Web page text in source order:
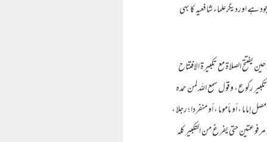
اوردیگرعلماء شافعیه کا بهی
الصلاة مع تكبيرة الافتتاح
ركوع، وقول سمع الله لمن حمده
، أو مأموما ، أو منفردا ؛ رجلا ،
مرفوعتين حتى يفرغ من التكبير كله